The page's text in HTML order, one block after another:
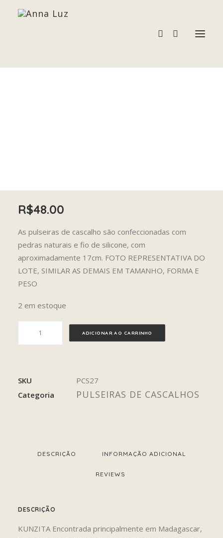
R$48.00
As pulseiras de cascalho são confeccionadas com
pedras naturais e fio de silicone, com
aproximadamente 17cm. FOTO REPRESENTATIVA DO
LOTE, SIMILAR AS DEMAIS EM TAMANHO, FORMA E
PESO
2 em estoque
ADICIONAR AO CARRINHO
SKU
PCS27
Categoria
PULSEIRAS DE CASCALHOS
DESCRIÇÃO INFORMAÇÃO ADICIONAL
REVIEWS
DESCRIÇÃO
KUNZITA Encontrada principalmente em Madagascar,